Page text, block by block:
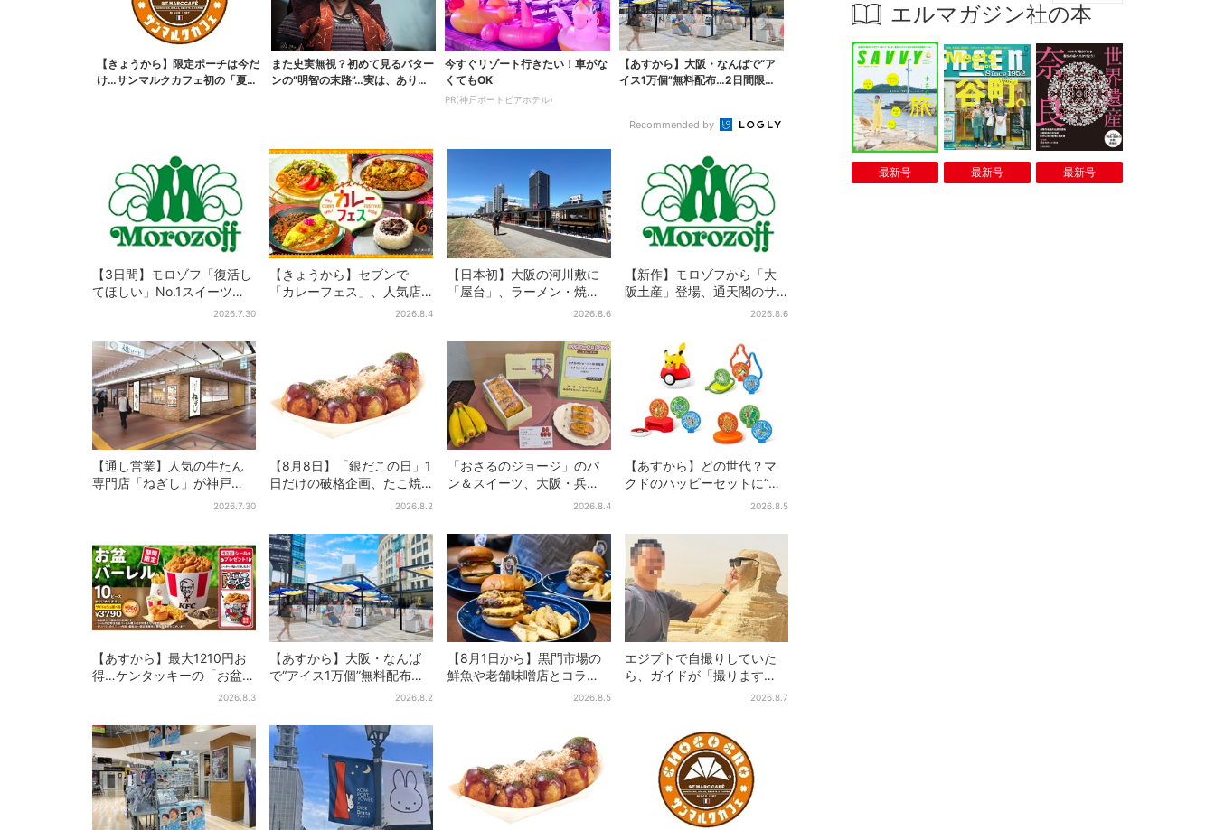
【きょうから】限定ポーチは今だ
け…サンマルクカフェ初の「夏福
また史実無視？初めて見るパター
ンの“明智の末路”…実は、ありえ
今すぐリゾート行きたい！車がな
くてもOK
PR(神戸ポートピアホテル)
【あすから】大阪・なんばで“ア
イス1万個”無料配布…2日間限定
Recommended by
【3日間】モロゾフ「復活し
てほしい」No.1スイーツ、2
万3865票から選ばれた名作
2026.7.30
【きょうから】セブンで
「カレーフェス」、人気店
監修メニューなど全15品！
2026.8.4
【日本初】大阪の河川敷に
「屋台」、ラーメン・焼
肉・しゃぶしゃぶ・カフェ
2026.8.6
【新作】モロゾフから「大
阪土産」登場、通天閣のサ
クサクスイーツ 6カ所で順2026.8.6
【通し営業】人気の牛たん
専門店「ねぎし」が神戸
に、「想像しただけでお腹
2026.7.30
【8月8日】「銀だこの日」1
日だけの破格企画、たこ焼
き1舟が88円に…先着88名
2026.8.2
「おさるのジョージ」のパ
ン＆スイーツ、大阪・兵
庫・京都限定で【きょうか
2026.8.4
【あすから】どの世代？マ
クドのハッピーセットに“ポ
ケモンおもちゃ”、歴代30匹
2026.8.5
【あすから】最大1210円お
得…ケンタッキーの「お盆パ
ック」、2週間だけ！数量限
2026.8.3
【あすから】大阪・なんば
で“アイス1万個”無料配布…2
日間限定で、ロッテの人気
2026.8.2
【8月1日から】黒門市場の
鮮魚や老舗味噌店とコラ
ボ、大阪・なんばのホテル
2026.8.5
エジプトで自撮りしていた
ら、ガイドが「撮ります
よ！」→ノリノリでポーズ2026.8.7
エルマガジン社の本
最新号 最新号 最新号